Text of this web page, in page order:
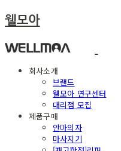
웰모아
회사소개
브랜드
웰모아 연구센터
대리점 모집
제품구매
안마의자
마사지기